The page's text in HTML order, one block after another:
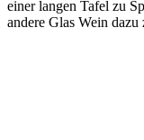
einer langen Tafel zu
andere Glas Wein dazu